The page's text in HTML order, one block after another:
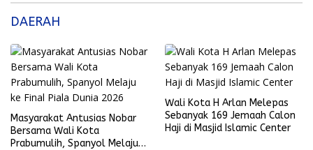
DAERAH
Masyarakat Antusias Nobar
Bersama Wali Kota
Prabumulih, Spanyol Melaju
Wali Kota H Arlan Melepas
Sebanyak 169 Jemaah Calon
Haji di Masjid Islamic Center